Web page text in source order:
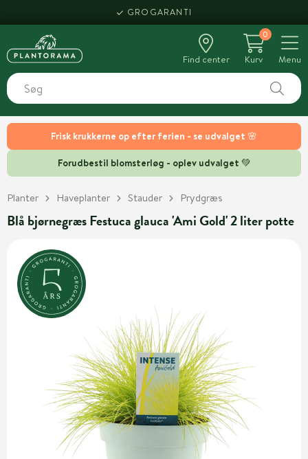
Frisk krukkerne op efter ferien - se udvalget 🌸
Forudbestil blomsterløg - oplev udvalget 💚
GROGARANTI
Find center
0
Kurv
Menu
Planter Haveplanter Stauder Prydgræs
Blå bjørnegræs Festuca glauca 'Ami Gold' 2 liter potte